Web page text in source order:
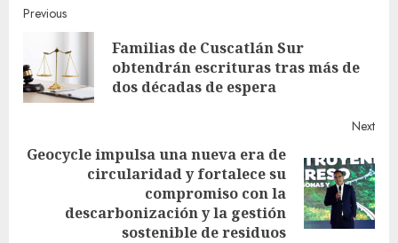
Continue
Reading
Previous
Familias de Cuscatlán Sur
obtendrán escrituras tras más de
dos décadas de espera
Next
Geocycle impulsa una nueva era de
circularidad y fortalece su
compromiso con la
descarbonización y la gestión
sostenible de residuos